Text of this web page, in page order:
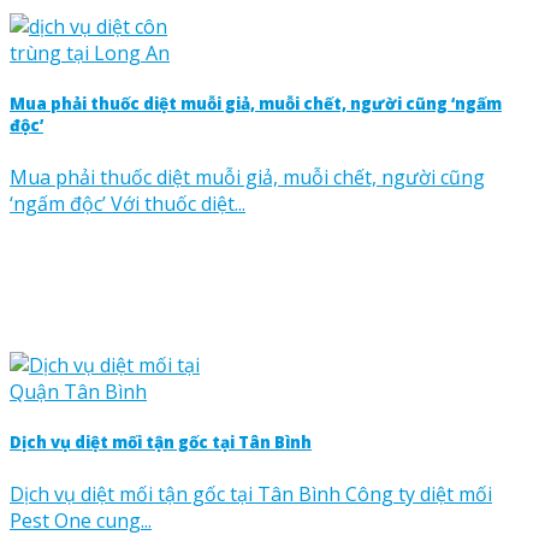
Mua phải thuốc diệt muỗi giả, muỗi chết, người cũng ‘ngấm
độc’
Mua phải thuốc diệt muỗi giả, muỗi chết, người cũng
‘ngấm độc’ Với thuốc diệt...
Dịch vụ diệt mối tận gốc tại Tân Bình
Dịch vụ diệt mối tận gốc tại Tân Bình Công ty diệt mối
Pest One cung...